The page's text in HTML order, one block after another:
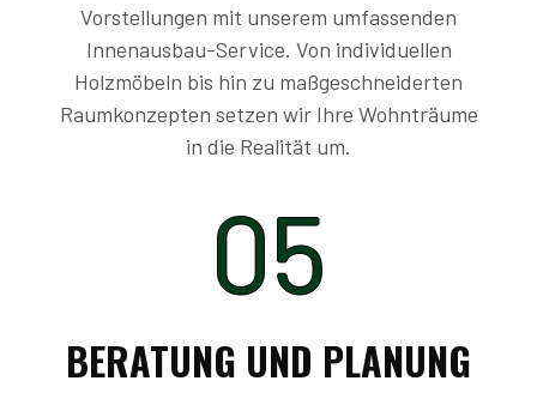
Vorstellungen mit unserem umfassenden
Innenausbau-Service. Von individuellen
Holzmöbeln bis hin zu maßgeschneiderten
Raumkonzepten setzen wir Ihre Wohnträume
in die Realität um.
05
BERATUNG UND PLANUNG